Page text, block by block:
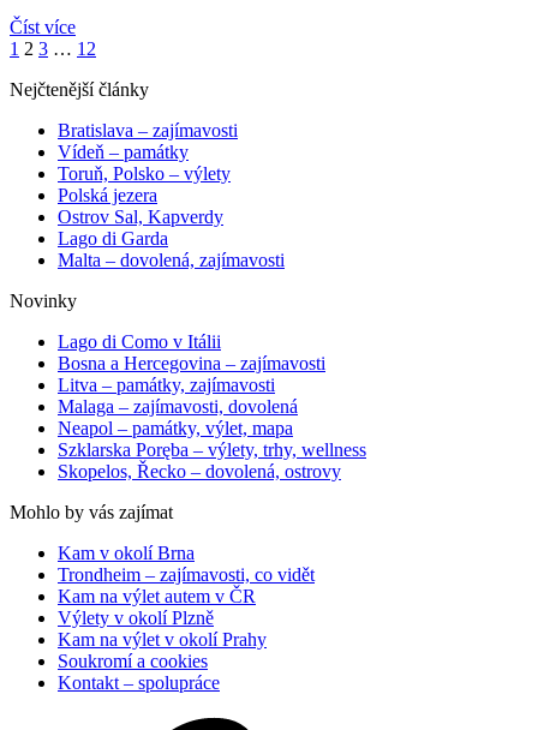
Číst více
1 2 3 … 12
Nejčtenější články
Bratislava – zajímavosti
Vídeň – památky
Toruň, Polsko – výlety
Polská jezera
Ostrov Sal, Kapverdy
Lago di Garda
Malta – dovolená, zajímavosti
Novinky
Lago di Como v Itálii
Bosna a Hercegovina – zajímavosti
Litva – památky, zajímavosti
Malaga – zajímavosti, dovolená
Neapol – památky, výlet, mapa
Szklarska Poręba – výlety, trhy, wellness
Skopelos, Řecko – dovolená, ostrovy
Mohlo by vás zajímat
Kam v okolí Brna
Trondheim – zajímavosti, co vidět
Kam na výlet autem v ČR
Výlety v okolí Plzně
Kam na výlet v okolí Prahy
Soukromí a cookies
Kontakt – spolupráce